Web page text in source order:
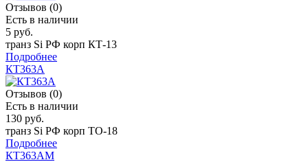
Отзывов (0)
Есть в наличии
5 руб.
транз Si РФ корп КТ-13
Подробнее
КТ363А
Отзывов (0)
Есть в наличии
130 руб.
транз Si РФ корп ТО-18
Подробнее
КТ363АМ